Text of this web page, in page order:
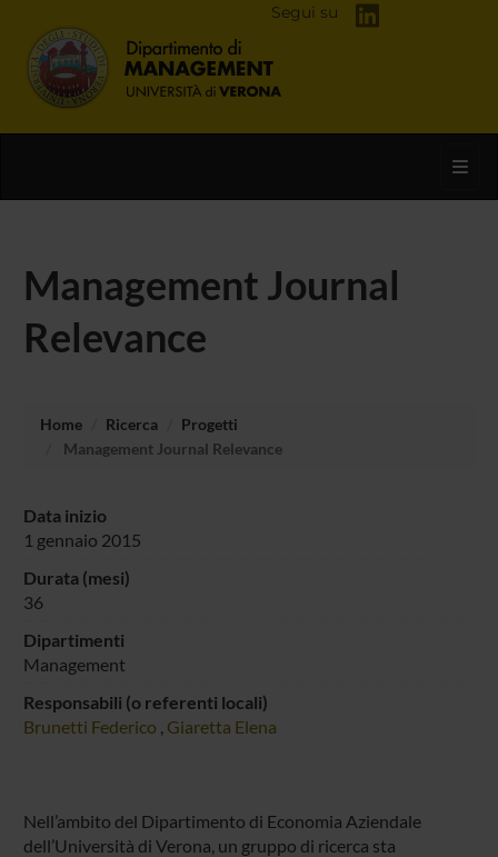
Segui su
Management Journal
Relevance
Home Ricerca
Progetti
Management Journal Relevance
Data inizio
1 gennaio 2015
Durata (mesi)
36
Dipartimenti
Management
Responsabili (o referenti locali)
Brunetti Federico , Giaretta Elena
Nell’ambito del Dipartimento di Economia Aziendale
dell’Università di Verona, un gruppo di ricerca sta